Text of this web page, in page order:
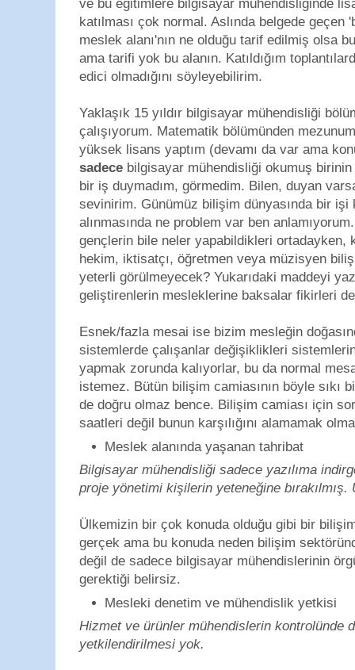
ve bu eğitimlere bilgisayar mühendisliğinde
katılması çok normal. Aslında belgede
meslek alanı'nın ne olduğu tarif edilmiş olsa
ama tarifi yok bu alanın. Katıldığım
edici olmadığını söyleyebilirim.
Yaklaşık 15 yıldır bilgisayar mühendisliği
çalışıyorum. Matematik bölümünden
yüksek lisans yaptım (devamı da var ama
sadece bilgisayar mühendisliği okumuş
bir iş duymadım, görmedim. Bilen, duyan
sevinirim. Günümüz bilişim dünyasında bir
alınmasında ne problem var ben
gençlerin bile neler yapabildikleri ortadayken,
hekim, iktisatçı, öğretmen veya müzisyen
yeterli görülmeyecek? Yukarıdaki maddeyi
geliştirenlerin mesleklerine baksalar fikirleri
Esnek/fazla mesai ise bizim mesleğin
sistemlerde çalışanlar değişiklikleri
yapmak zorunda kalıyorlar, bu da normal
istemez. Bütün bilişim camiasının böyle sıkı
de doğru olmaz bence. Bilişim camiası için
saatleri değil bunun karşılığını alamamak
Meslek alanında yaşanan tahribat
Bilgisayar mühendisliği sadece yazılıma
proje yönetimi kişilerin yeteneğine
Ülkemizin bir çok konuda olduğu gibi bir
gerçek ama bu konuda neden bilişim
değil de sadece bilgisayar mühendislerinin
gerektiği belirsiz.
Mesleki denetim ve mühendislik yetkisi
Hizmet ve ürünler mühendislerin kontrolünde
yetkilendirilmesi yok.